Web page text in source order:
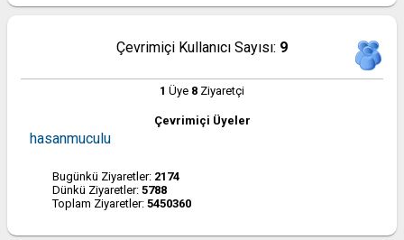
Çevrimiçi Kullanıcı Sayısı: 9
1 Üye 8 Ziyaretçi
Çevrimiçi Üyeler
hasanmuculu
Bugünkü Ziyaretler: 2174
Dünkü Ziyaretler: 5788
Toplam Ziyaretler: 5450360